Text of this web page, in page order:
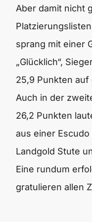
Aber damit nicht
sprang mit einer
„Glücklich“,
25,9 Punkten
Auch in der
26,2 Punkten
aus einer
Landgold Stute
Eine rundum
gratulieren allen